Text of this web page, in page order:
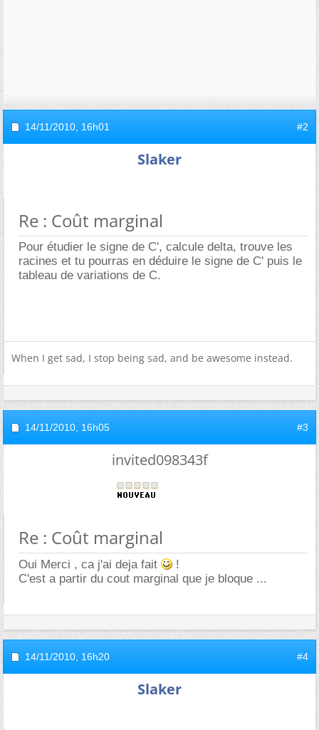
14/11/2010, 16h01 #2
Slaker
Re : Coût marginal
Pour étudier le signe de C', calcule delta, trouve les
racines et tu pourras en déduire le signe de C' puis le
tableau de variations de C.
When I get sad, I stop being sad, and be awesome instead.
14/11/2010, 16h05 #3
invited098343f
Re : Coût marginal
Oui Merci , ca j'ai deja fait
!
C'est a partir du cout marginal que je bloque ...
14/11/2010, 16h20 #4
Slaker